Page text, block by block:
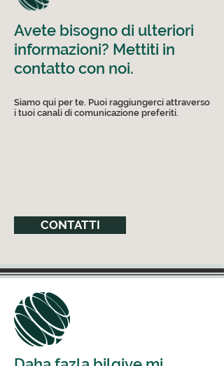
Avete bisogno di ulteriori
informazioni? Mettiti in
contatto con noi.
Siamo qui per te. Puoi raggiungerci attraverso
i tuoi canali di comunicazione preferiti.
CONTATTI